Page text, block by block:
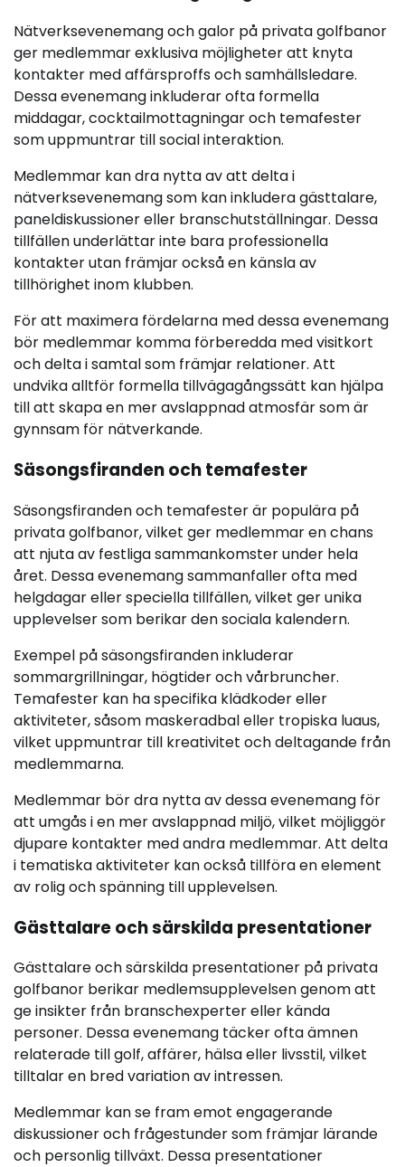
Nätverksevenemang och galor på privata golfbanor
ger medlemmar exklusiva möjligheter att knyta
kontakter med affärsproffs och samhällsledare.
Dessa evenemang inkluderar ofta formella
middagar, cocktailmottagningar och temafester
som uppmuntrar till social interaktion.
Medlemmar kan dra nytta av att delta i
nätverksevenemang som kan inkludera gästtalare,
paneldiskussioner eller branschutställningar. Dessa
tillfällen underlättar inte bara professionella
kontakter utan främjar också en känsla av
tillhörighet inom klubben.
För att maximera fördelarna med dessa evenemang
bör medlemmar komma förberedda med visitkort
och delta i samtal som främjar relationer. Att
undvika alltför formella tillvägagångssätt kan hjälpa
till att skapa en mer avslappnad atmosfär som är
gynnsam för nätverkande.
Säsongsfiranden och temafester
Säsongsfiranden och temafester är populära på
privata golfbanor, vilket ger medlemmar en chans
att njuta av festliga sammankomster under hela
året. Dessa evenemang sammanfaller ofta med
helgdagar eller speciella tillfällen, vilket ger unika
upplevelser som berikar den sociala kalendern.
Exempel på säsongsfiranden inkluderar
sommargrillningar, högtider och vårbruncher.
Temafester kan ha specifika klädkoder eller
aktiviteter, såsom maskeradbal eller tropiska luaus,
vilket uppmuntrar till kreativitet och deltagande från
medlemmarna.
Medlemmar bör dra nytta av dessa evenemang för
att umgås i en mer avslappnad miljö, vilket möjliggör
djupare kontakter med andra medlemmar. Att delta
i tematiska aktiviteter kan också tillföra en element
av rolig och spänning till upplevelsen.
Gästtalare och särskilda presentationer
Gästtalare och särskilda presentationer på privata
golfbanor berikar medlemsupplevelsen genom att
ge insikter från branschexperter eller kända
personer. Dessa evenemang täcker ofta ämnen
relaterade till golf, affärer, hälsa eller livsstil, vilket
tilltalar en bred variation av intressen.
Medlemmar kan se fram emot engagerande
diskussioner och frågestunder som främjar lärande
och personlig tillväxt. Dessa presentationer